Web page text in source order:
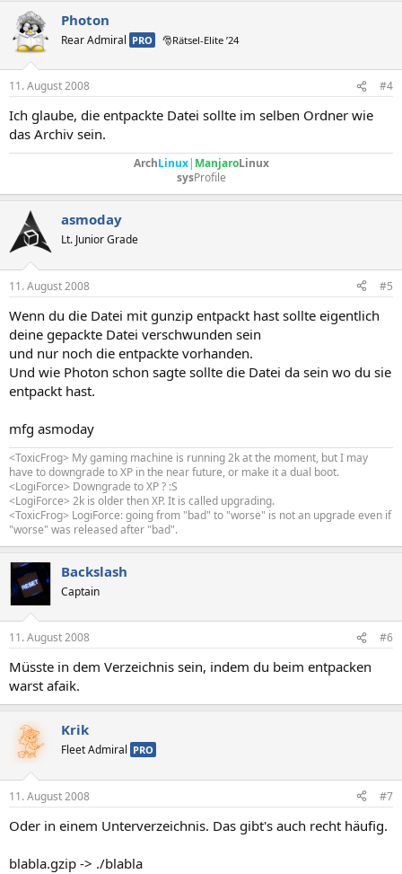
Photon
Rear Admiral PRO 🎅Rätsel-Elite ’24
11. August 2008 #4
Ich glaube, die entpackte Datei sollte im selben Ordner wie
das Archiv sein.
ArchLinux| ManjaroLinux
sysProfile
asmoday
Lt. Junior Grade
11. August 2008 #5
Wenn du die Datei mit gunzip entpackt hast sollte eigentlich
deine gepackte Datei verschwunden sein
und nur noch die entpackte vorhanden.
Und wie Photon schon sagte sollte die Datei da sein wo du sie
entpackt hast.
mfg asmoday
<ToxicFrog> My gaming machine is running 2k at the moment, but I may
have to downgrade to XP in the near future, or make it a dual boot.
<LogiForce> Downgrade to XP ? :S
<LogiForce> 2k is older then XP. It is called upgrading.
<ToxicFrog> LogiForce: going from "bad" to "worse" is not an upgrade even if
"worse" was released after "bad".
Backslash
Captain
11. August 2008 #6
Müsste in dem Verzeichnis sein, indem du beim entpacken
warst afaik.
Krik
Fleet Admiral PRO
11. August 2008 #7
Oder in einem Unterverzeichnis. Das gibt's auch recht häufig.
blabla.gzip -> ./blabla